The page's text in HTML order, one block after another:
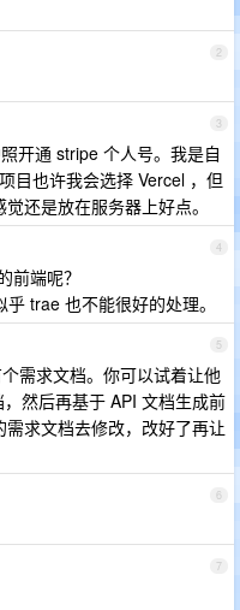
2
3
开通 stripe 个人号。我是自
目也许我会选择 Vercel ，但
还是放在服务器上好点。
4
前端呢？
trae 也不能很好的处理。
5
需求文档。你可以试着让他
然后再基于 API 文档生成前
求文档去修改，改好了再让
6
7